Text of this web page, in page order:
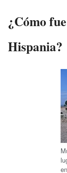
¿Cómo
Hispania?